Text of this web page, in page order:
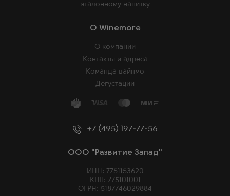
+7 (495) 197-77-56
ООО "Развитие Запад"
ИНН: 7751153620
КПП: 775101001
ОГРН: 5187746029884
O Winemore
О компании
Контакты и адреса
Команда вайнмо
Дегустации
эталонному напитку